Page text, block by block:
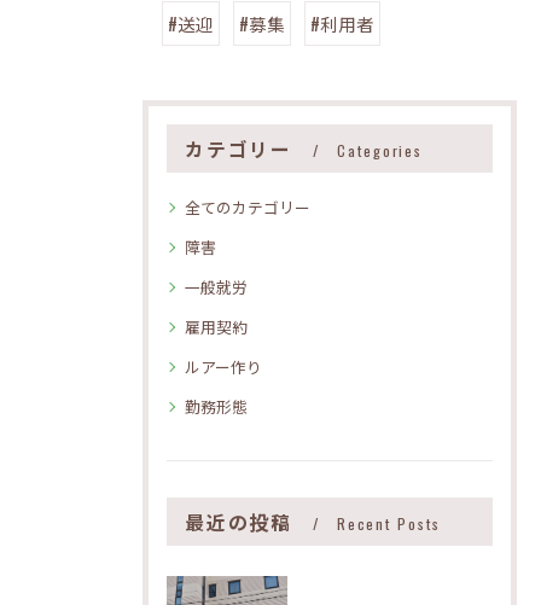
#送迎 #募集 #利用者
カテゴリー Categories
全てのカテゴリー
障害
一般就労
雇用契約
ルアー作り
勤務形態
最近の投稿 Recent Posts